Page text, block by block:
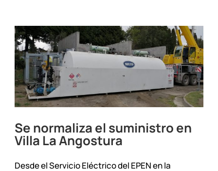
Angostura
el
03/01/24
Se normaliza el suministro en
Villa La Angostura
Desde el Servicio Eléctrico del EPEN en la